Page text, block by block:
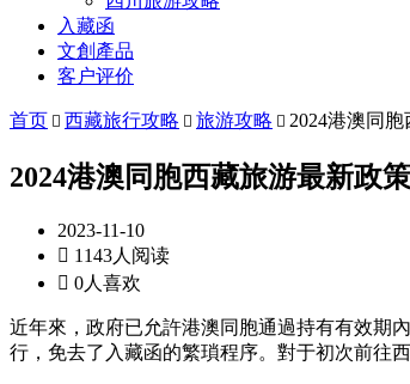
入藏函
文創產品
客户评价
首页  西藏旅行攻略  旅游攻略  2024港澳同胞
2024港澳同胞西藏旅游最新政策
2023-11-10
 1143人阅读
 0人喜欢
近年來，政府已允許港澳同胞通過持有有效期
行，免去了入藏函的繁瑣程序。對于初次前往